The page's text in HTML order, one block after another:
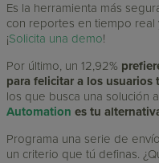
Es la herramienta más
con reportes en tiempo
¡Solicita una demo!
Por último, un 12,92%
para felicitar a los usuarios
los que busca una solución
Automation es tu
Programa una serie de
un criterio que tú definas.